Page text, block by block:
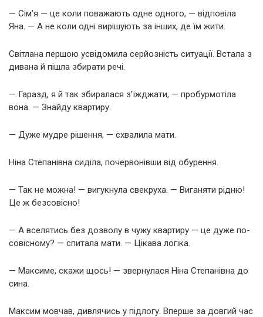
— Сім’я — це коли поважають одне одного, — відповіла
Яна. — А не коли одні вирішують за інших, де їм жити.
Світлана першою усвідомила серйозність ситуації. Встала з
дивана й пішла збирати речі.
— Гаразд, я й так збиралася з’їжджати, — пробурмотіла
вона. — Знайду квартиру.
— Дуже мудре рішення, — схвалила мати.
Ніна Степанівна сиділа, почервонівши від обурення.
— Так не можна! — вигукнула свекруха. — Виганяти рідню!
Це ж безсовісно!
— А вселятись без дозволу в чужу квартиру — це дуже по-
совісному? — спитала мати. — Цікава логіка.
— Максиме, скажи щось! — звернулася Ніна Степанівна до
сина.
Максим мовчав, дивлячись у підлогу. Вперше за довгий час